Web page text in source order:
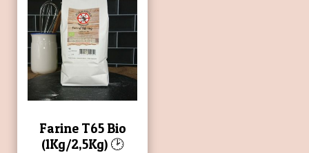
Farine T65 Bio
(1Kg/2,5Kg) 🕑